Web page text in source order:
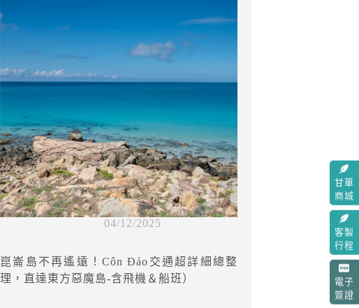
甘單
商城
客製
行程
電子
簽證
04/12/2025
崑崙島不再遙遠！Côn Đảo交通超詳細總整
理，直達東方惡魔島-含飛機＆船班）